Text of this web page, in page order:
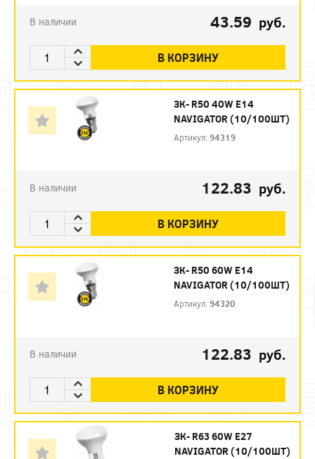
В наличии 43.59 руб.
В КОРЗИНУ
ЗК- R50 40W E14
NAVIGATOR (10/100ШТ)
Артикул:94319
В наличии 122.83 руб.
В КОРЗИНУ
ЗК- R50 60W E14
NAVIGATOR (10/100ШТ)
Артикул:94320
В наличии 122.83 руб.
В КОРЗИНУ
ЗК- R63 60W E27
NAVIGATOR (10/100ШТ)